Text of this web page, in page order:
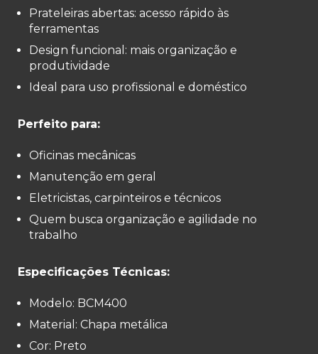
Prateleiras abertas: acesso rápido às
ferramentas
Design funcional: mais organização e
produtividade
Ideal para uso profissional e doméstico
Perfeito para:
Oficinas mecânicas
Manutenção em geral
Eletricistas, carpinteiros e técnicos
Quem busca organização e agilidade no
trabalho
Especificações Técnicas:
Modelo: BCM400
Material: Chapa metálica
Cor: Preto